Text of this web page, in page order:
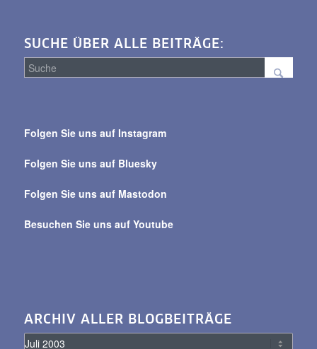
SUCHE ÜBER ALLE BEITRÄGE:
alle
Folgen Sie uns auf Instagram
Folgen Sie uns auf Bluesky
Folgen Sie uns auf Mastodon
Besuchen Sie uns auf Youtube
ARCHIV ALLER BLOGBEITRÄGE